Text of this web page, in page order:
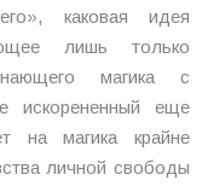
каковая идея
лишь только
магика с
искорененный еще
на магика крайне
личной свободы